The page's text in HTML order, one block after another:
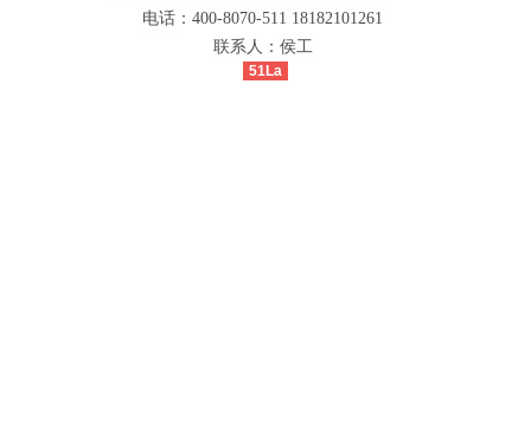
电话：400-8070-511 18182101261
联系人：侯工
51La